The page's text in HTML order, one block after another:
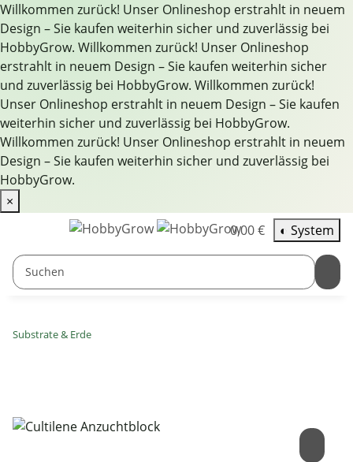
Willkommen zurück! Unser Onlineshop erstrahlt in neuem
Design – Sie kaufen weiterhin sicher und zuverlässig bei
HobbyGrow. Willkommen zurück! Unser Onlineshop
erstrahlt in neuem Design – Sie kaufen weiterhin sicher
und zuverlässig bei HobbyGrow. Willkommen zurück!
Unser Onlineshop erstrahlt in neuem Design – Sie kaufen
weiterhin sicher und zuverlässig bei HobbyGrow.
Willkommen zurück! Unser Onlineshop erstrahlt in neuem
Design – Sie kaufen weiterhin sicher und zuverlässig bei
HobbyGrow.
×
0,00 €
◐ System
Substrate & Erde